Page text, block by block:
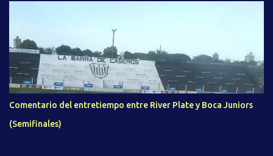
Comentario del entretiempo entre River Plate y Boca Juniors
(Semifinales)